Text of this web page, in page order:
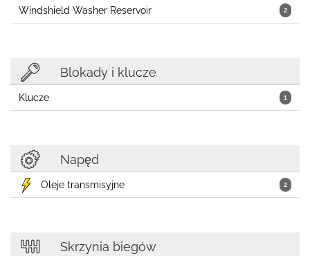
2
Windshield Washer Reservoir
Blokady i klucze
1
Klucze
Napęd
2
Oleje transmisyjne
Skrzynia biegów